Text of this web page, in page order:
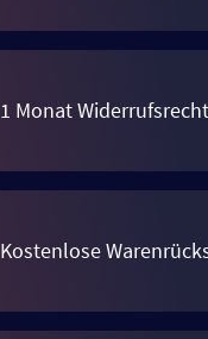
1 Monat Widerrufsrecht
Kostenlose